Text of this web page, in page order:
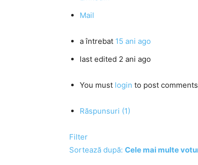
Mail
a întrebat 15 ani ago
last edited 2 ani ago
You must login to post comments
Răspunsuri (1)
Filter
Sortează după: Cele mai multe